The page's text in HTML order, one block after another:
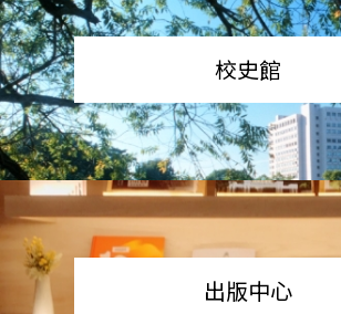
校史館
出版中心